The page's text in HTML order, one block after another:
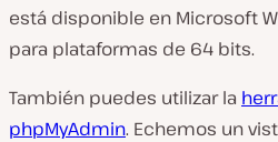
está disponible en Microsoft
para plataformas de 64 bits.
También puedes utilizar la
phpMyAdmin. Echemos un